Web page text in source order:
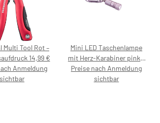
Multi Tool Rot –
14,99 €
Anmeldung
sichtbar
Mini LED Taschenlampe
mit Herz-Karabiner pink –
mit Preisaufdruck 7,99 €
Preise nach Anmeldung
sichtbar